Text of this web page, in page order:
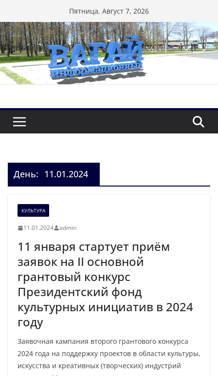
к
содержимому
Пятница, Август 7, 2026
День: 11.01.2024
КУЛЬТУРА
11.01.2024 admin
11 января стартует приём
заявок на II основной
грантовый конкурс
Президентский фонд
культурных инициатив в 2024
году
Заявочная кампания второго грантового конкурса
2024 года на поддержку проектов в области культуры,
искусства и креативных (творческих) индустрий